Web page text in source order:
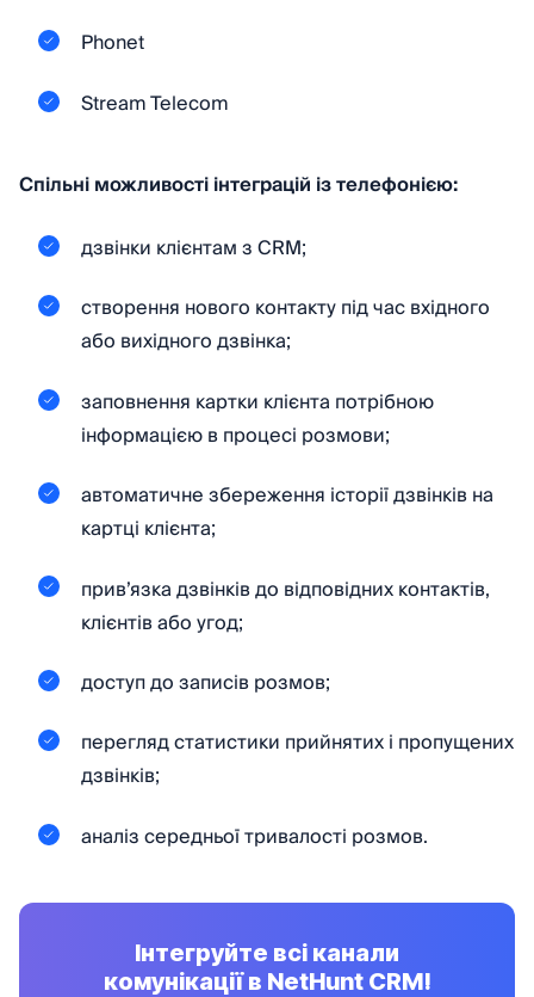
Phonet
Stream Telecom
Спільні можливості інтеграцій із телефонією:
дзвінки клієнтам з CRM;
створення нового контакту під час вхідного
або вихідного дзвінка;
заповнення картки клієнта потрібною
інформацією в процесі розмови;
автоматичне збереження історії дзвінків на
картці клієнта;
привʼязка дзвінків до відповідних контактів,
клієнтів або угод;
доступ до записів розмов;
перегляд статистики прийнятих і пропущених
дзвінків;
аналіз середньої тривалості розмов.
Інтегруйте всі канали
комунікації в NetHunt CRM!